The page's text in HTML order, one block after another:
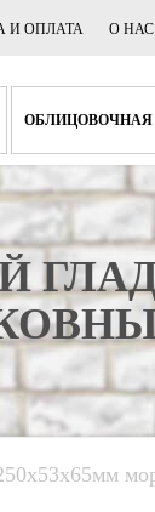
И ОПЛАТА О НАС
ОБЛИЦОВОЧНАЯ
КОРОТКАЯ
СТАНДАРТНАЯ
ЦОКОЛЬНАЯ